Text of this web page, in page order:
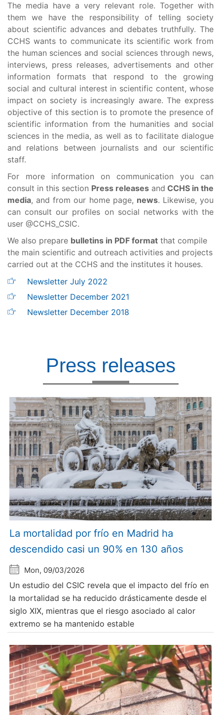
The media have a very relevant role. Together with
them we have the responsibility of telling society
about scientific advances and debates truthfully. The
CCHS wants to communicate its scientific work from
the human sciences and social sciences through news,
interviews, press releases, advertisements and other
information formats that respond to the growing
social and cultural interest in scientific content, whose
impact on society is increasingly aware. The express
objective of this section is to promote the presence of
scientific information from the humanities and social
sciences in the media, as well as to facilitate dialogue
and relations between journalists and our scientific
staff.
For more information on communication you can
consult in this section Press releases and CCHS in the
media, and from our home page, news. Likewise, you
can consult our profiles on social networks with the
user @CCHS_CSIC.
We also prepare bulletins in PDF format that compile
the main scientific and outreach activities and projects
carried out at the CCHS and the institutes it houses.
Newsletter July 2022
Newsletter December 2021
Newsletter December 2018
Press releases
La mortalidad por frío en Madrid ha
descendido casi un 90% en 130 años
Mon, 09/03/2026
Un estudio del CSIC revela que el impacto del frío en
la mortalidad se ha reducido drásticamente desde el
siglo XIX, mientras que el riesgo asociado al calor
extremo se ha mantenido estable